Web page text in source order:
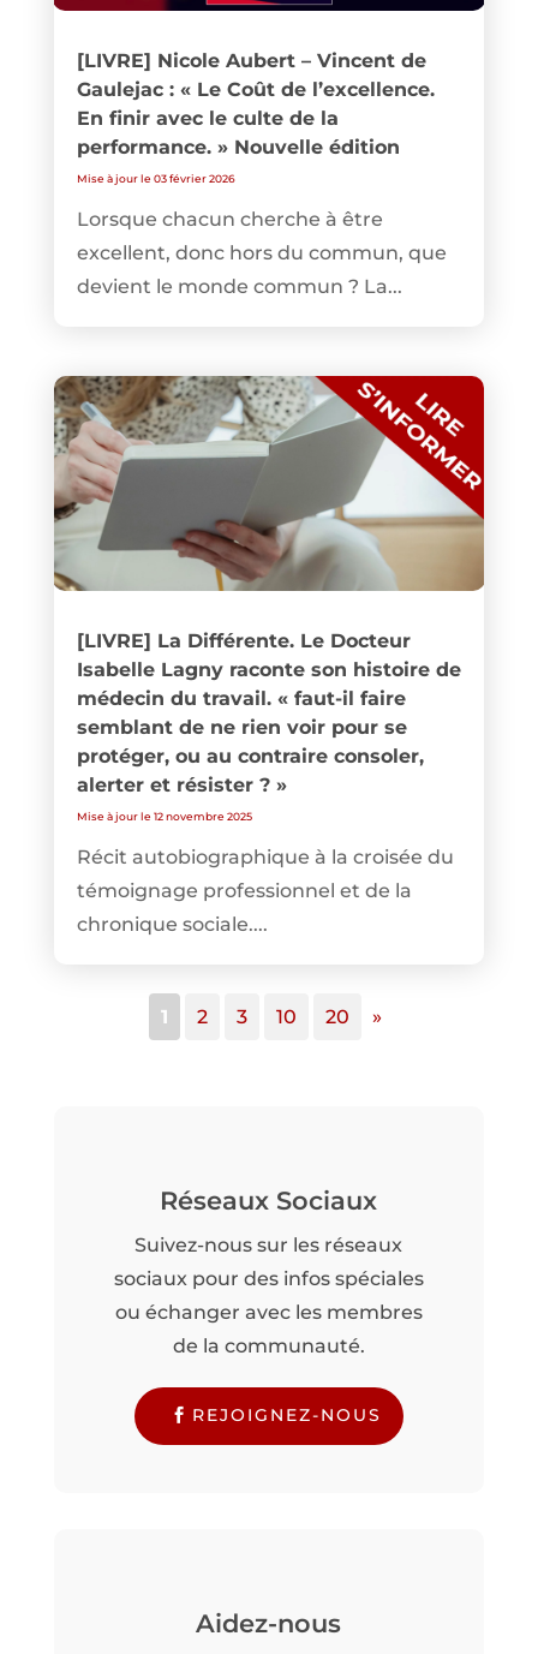
[LIVRE] Nicole Aubert – Vincent de
Gaulejac : « Le Coût de l’excellence.
En finir avec le culte de la
performance. » Nouvelle édition
Mise à jour le 03 février 2026
Lorsque chacun cherche à être
excellent, donc hors du commun, que
devient le monde commun ? La...
[LIVRE] La Différente. Le Docteur
Isabelle Lagny raconte son histoire de
médecin du travail. « faut-il faire
semblant de ne rien voir pour se
protéger, ou au contraire consoler,
alerter et résister ? »
Mise à jour le 12 novembre 2025
Récit autobiographique à la croisée du
témoignage professionnel et de la
chronique sociale....
1 2 3 10 20 »
Réseaux Sociaux
Suivez-nous sur les réseaux
sociaux pour des infos spéciales
ou échanger avec les membres
de la communauté.
REJOIGNEZ-NOUS
Aidez-nous